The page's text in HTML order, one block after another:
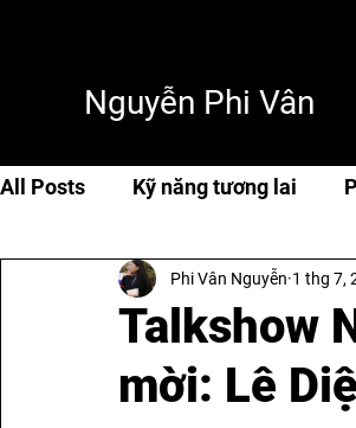
Nguyễn Phi Vân
All Posts Kỹ năng tương lai
Cuộc sống & hạnh phúc
AI & Tech AI
Talkshow
mời: Lê
Phi Vân Nguyễn 1 thg 7,